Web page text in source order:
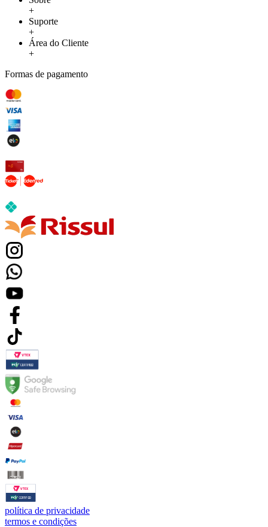
+
Suporte
+
Área do Cliente
+
Formas de pagamento
política de privacidade
termos e condições